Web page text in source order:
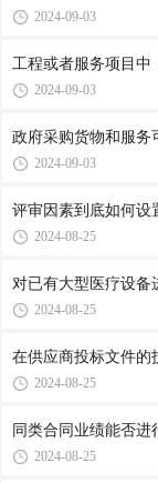
2024-09-03
工程或者服务项目
2024-09-03
政府采购货物和服务
2024-09-03
评审因素到底如何设
2024-08-25
对已有大型医疗设
2024-08-25
在供应商投标文件的
2024-08-25
同类合同业绩能否进
2024-08-25